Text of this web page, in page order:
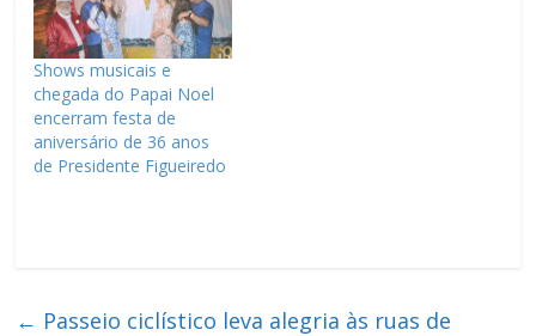
Shows musicais e
chegada do Papai Noel
encerram festa de
aniversário de 36 anos
de Presidente Figueiredo
← Passeio ciclístico leva alegria às ruas de